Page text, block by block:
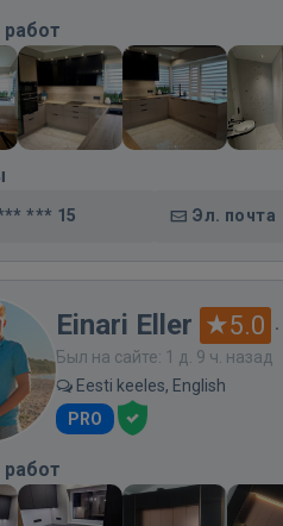
*** 15 Эл. почта
Einari Eller 5.0 ·
Был на сайте: 1 д. 9 ч. назад
Eesti keeles, English
PRO